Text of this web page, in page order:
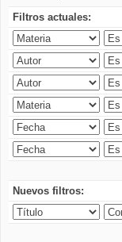
Filtros actuales:
Nuevos filtros: